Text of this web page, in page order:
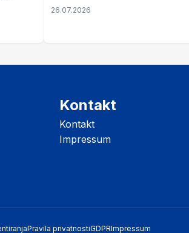
zahtjevi se podnose do 31.
26.07.2026
Kontakt
Kontakt
Impressum
Pravila privatnostiGDPRImpressum